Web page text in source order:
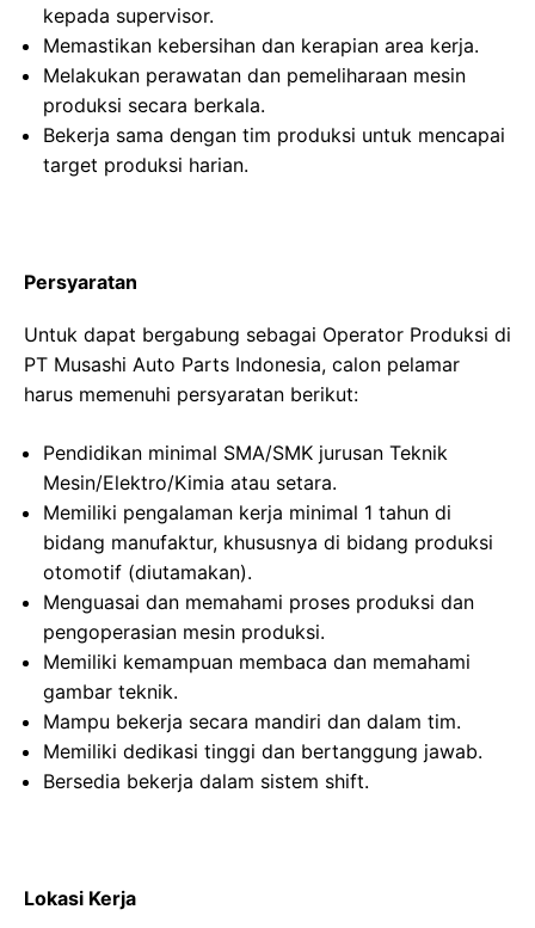
kepada supervisor.
Memastikan kebersihan dan kerapian area kerja.
Melakukan perawatan dan pemeliharaan mesin
produksi secara berkala.
Bekerja sama dengan tim produksi untuk mencapai
target produksi harian.
Persyaratan
Untuk dapat bergabung sebagai Operator Produksi di
PT Musashi Auto Parts Indonesia, calon pelamar
harus memenuhi persyaratan berikut:
Pendidikan minimal SMA/SMK jurusan Teknik
Mesin/Elektro/Kimia atau setara.
Memiliki pengalaman kerja minimal 1 tahun di
bidang manufaktur, khususnya di bidang produksi
otomotif (diutamakan).
Menguasai dan memahami proses produksi dan
pengoperasian mesin produksi.
Memiliki kemampuan membaca dan memahami
gambar teknik.
Mampu bekerja secara mandiri dan dalam tim.
Memiliki dedikasi tinggi dan bertanggung jawab.
Bersedia bekerja dalam sistem shift.
Lokasi Kerja